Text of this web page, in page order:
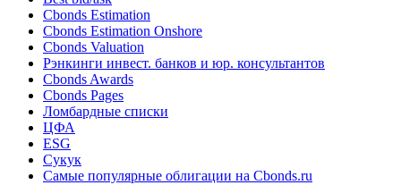
Cbonds Estimation
Cbonds Estimation Onshore
Cbonds Valuation
Рэнкинги инвест. банков и юр. консультантов
Cbonds Awards
Cbonds Pages
Ломбардные списки
ЦФА
ESG
Сукук
Самые популярные облигации на Cbonds.ru